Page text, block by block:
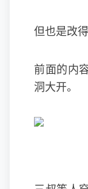
但也是改得
前面的内
洞大开。